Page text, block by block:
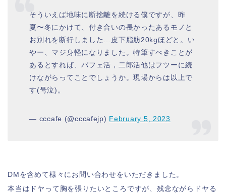
そういえば地味に断捨離を続ける僕ですが、昨
夏〜冬にかけて、付き合いの長かったあるモノと
お別れを断行しました…皮下脂肪20kgほどと。い
やー、マジ身軽になりました。特筆すべきことが
あるとすれば、パフェ活，二郎活他はフツーに続
けながらってことでしょうか。現場からは以上で
す(号泣)。
— cccafe (@cccafejp) February 5, 2023
DMを含めて様々にお問い合わせをいただきました。
本当はドヤって胸を張りたいところですが、残念ながらドヤる